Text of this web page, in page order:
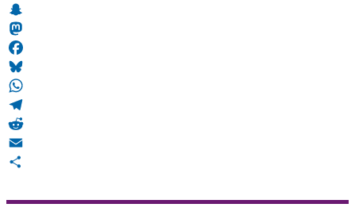
Snapchat
Mastodon
Facebook
Bluesky
WhatsApp
Telegram
Reddit
Email